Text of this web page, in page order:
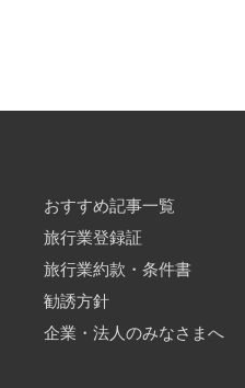
おすすめ記事一覧
旅行業登録証
旅行業約款・条件書
勧誘方針
企業・法人のみなさまへ